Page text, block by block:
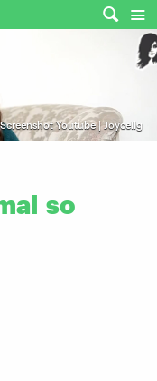
Screenshot Youtube | JoyceIlg
so